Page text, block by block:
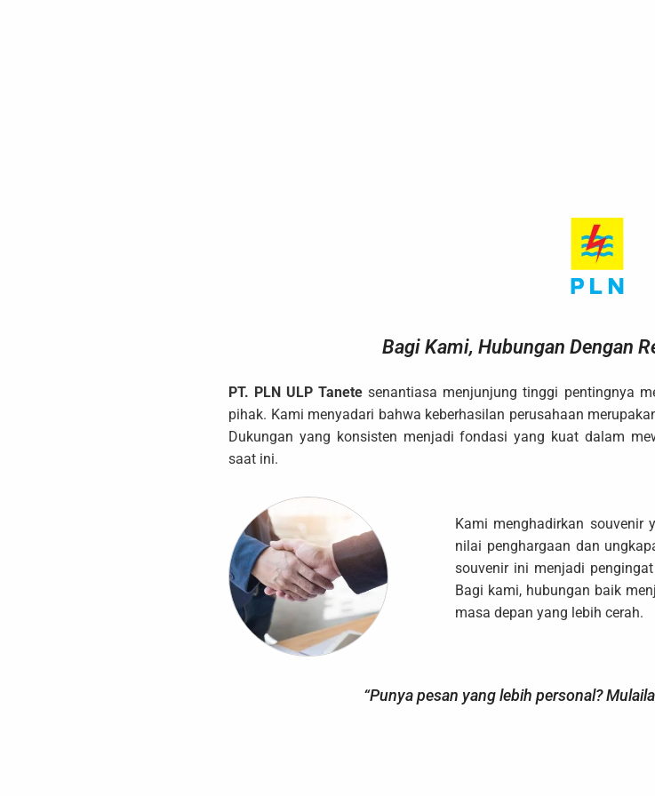
Bagi Kami, Hubungan Dengan
PT. PLN ULP Tanete senantiasa menjunjung tinggi pentingnya
pihak. Kami menyadari bahwa keberhasilan perusahaan
Dukungan yang konsisten menjadi fondasi yang kuat dalam
saat ini.
Kami menghadirkan souvenir
nilai penghargaan dan
souvenir ini menjadi
Bagi kami, hubungan baik
masa depan yang lebih cerah.
“Punya pesan yang lebih personal?